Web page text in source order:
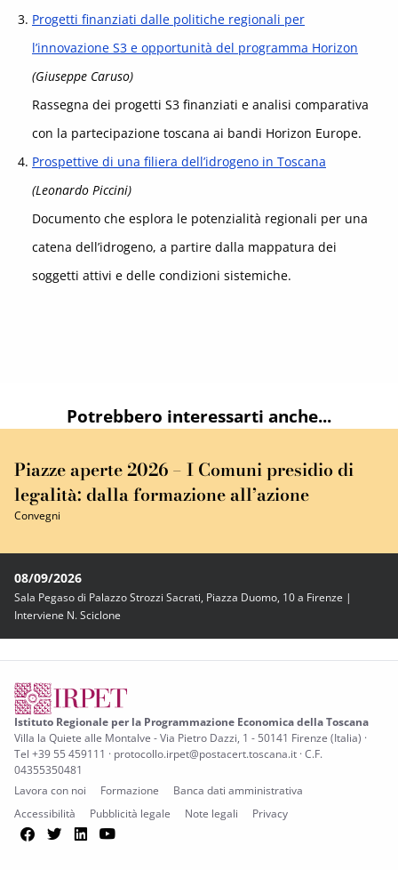
Progetti finanziati dalle politiche regionali per
l’innovazione S3 e opportunità del programma Horizon
(Giuseppe Caruso)
Rassegna dei progetti S3 finanziati e analisi comparativa
con la partecipazione toscana ai bandi Horizon Europe.
Prospettive di una filiera dell’idrogeno in Toscana
(Leonardo Piccini)
Documento che esplora le potenzialità regionali per una
catena dell’idrogeno, a partire dalla mappatura dei
soggetti attivi e delle condizioni sistemiche.
Potrebbero interessarti anche...
Piazze aperte 2026 – I Comuni presidio di
legalità: dalla formazione all’azione
Convegni
08/09/2026
Sala Pegaso di Palazzo Strozzi Sacrati, Piazza Duomo, 10 a Firenze |
Interviene N. Sciclone
Istituto Regionale per la Programmazione Economica della Toscana
Villa la Quiete alle Montalve - Via Pietro Dazzi, 1 - 50141 Firenze (Italia) ·
Tel +39 55 459111 · protocollo.irpet@postacert.toscana.it · C.F.
04355350481
Lavora con noi
Formazione
Banca dati amministrativa
Accessibilità
Pubblicità legale Note legali Privacy
Facebook
TwitterLinkedIn